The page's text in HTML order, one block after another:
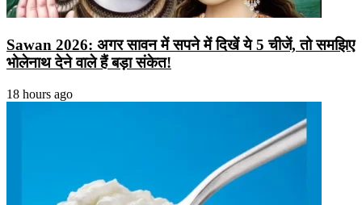
Sawan 2026: अगर सावन में सपने में दिखें ये 5 चीजें, तो समझिए
भोलेनाथ देने वाले हैं बड़ा संकेत!
18 hours ago